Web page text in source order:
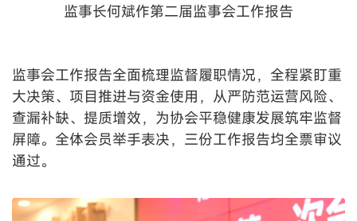
监事长何斌作第二届监事会工作报告
监事会工作报告全面梳理监督履职情况，全程紧盯重
大决策、项目推进与资金使用，从严防范运营风险、
查漏补缺、提质增效，为协会平稳健康发展筑牢监督
屏障。全体会员举手表决，三份工作报告均全票审议
通过。